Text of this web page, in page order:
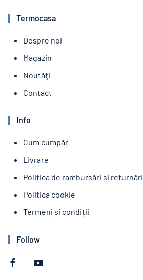
Termocasa
Despre noi
Magazin
Noutăţi
Contact
Info
Cum cumpăr
Livrare
Politica de rambursări și returnări
Politica cookie
Termeni și condiții
Follow